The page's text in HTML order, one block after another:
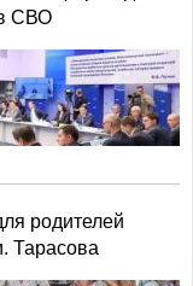
СВО
родителей
Тарасова